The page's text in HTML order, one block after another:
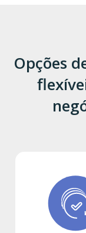
Opções